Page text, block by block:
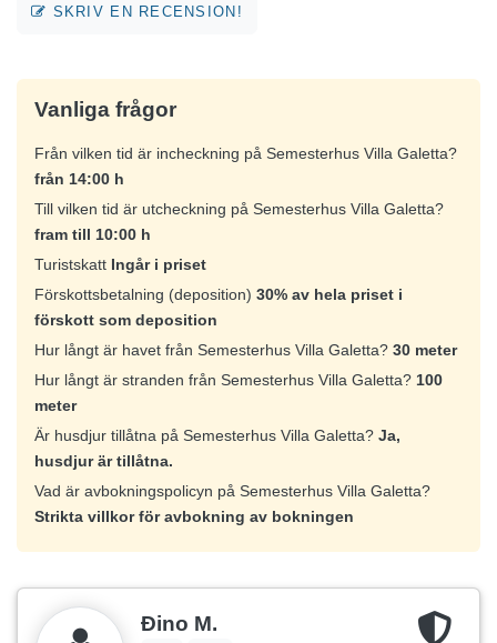
SKRIV EN RECENSION!
Vanliga frågor
Från vilken tid är incheckning på Semesterhus Villa Galetta?
från 14:00 h
Till vilken tid är utcheckning på Semesterhus Villa Galetta?
fram till 10:00 h
Turistskatt Ingår i priset
Förskottsbetalning (deposition) 30% av hela priset i
förskott som deposition
Hur långt är havet från Semesterhus Villa Galetta? 30 meter
Hur långt är stranden från Semesterhus Villa Galetta? 100
meter
Är husdjur tillåtna på Semesterhus Villa Galetta? Ja,
husdjur är tillåtna.
Vad är avbokningspolicyn på Semesterhus Villa Galetta?
Strikta villkor för avbokning av bokningen
Đino M.